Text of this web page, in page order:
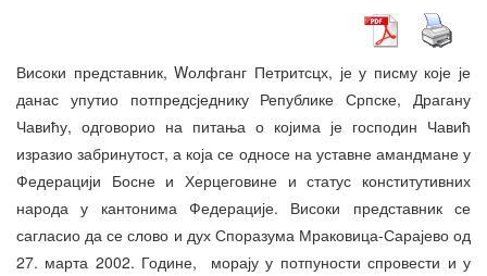
Високи представник, Wолфганг Петритсцх, је у писму које је
данас упутио потпредсједнику Републике Српске, Драгану
Чавићу, одговорио на питања о којима је господин Чавић
изразио забринутост, а која се односе на уставне амандмане у
Федерацији Босне и Херцеговине и статус конститутивних
народа у кантонима Федерације. Високи представник се
сагласио да се слово и дух Споразума Мраковица-Сарајево од
27. марта 2002. Године, морају у потпуности спровести и у